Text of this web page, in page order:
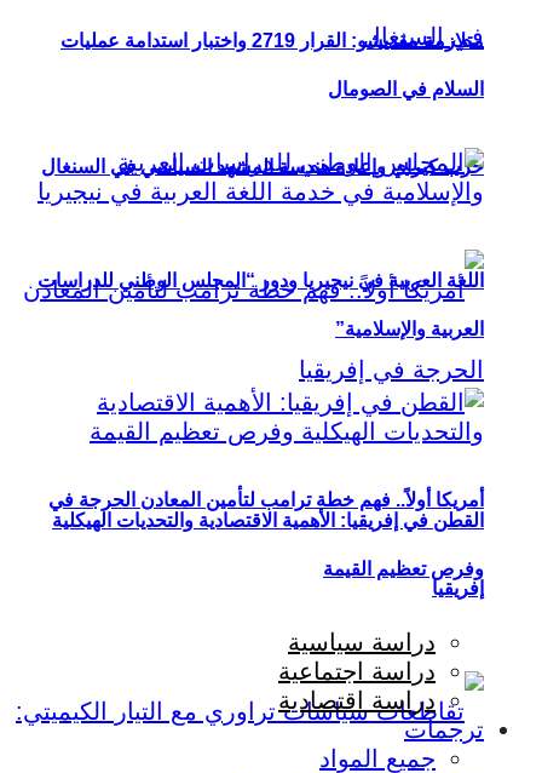
حزب كيراي وإعادة هندسة المشهد السياسي في السنغال
أمريكا أولاً.. فهم خطة ترامب لتأمين المعادن الحرجة في
إفريقيا
متلازمة مقديشو: القرار 2719 واختبار استدامة عمليات
السلام في الصومال
اللغة العربية في نيجيريا ودور “المجلس الوطني للدراسات
العربية والإسلامية”
القطن في إفريقيا: الأهمية الاقتصادية والتحديات الهيكلية
وفرص تعظيم القيمة
دراسة سياسية
دراسة اجتماعية
دراسة اقتصادية
ترجمات
جميع المواد